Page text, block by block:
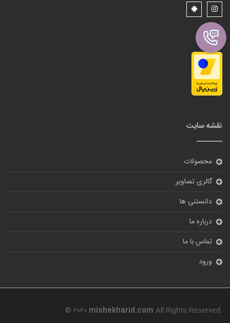
نقشه سایت
محصولات
گالری تصاویر
دانستنی ها
درباره ما
تماس با ما
ورود
© 2020 mishekharid.com All Rights Reserved.